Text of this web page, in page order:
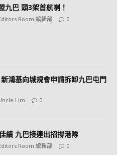
九巴 頭3架首航喇！
Room 編輯部 0
新鴻基向城規會申請拆卸九巴屯門
Lim 0
績 九巴接連出招撐港隊
Room 編輯部 0